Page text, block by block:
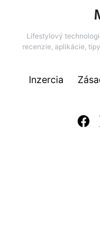
Lifestylový
recenzie, aplikácie,
Inzercia